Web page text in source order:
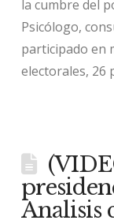
la cumbre del
Psicólogo,
participado en
electorales, 26
Analisis